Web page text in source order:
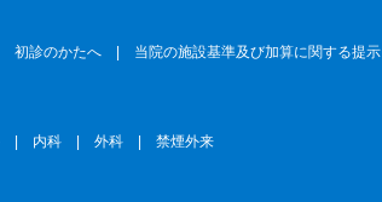
初診のかたへ | 当院の施設基準及び加算に関する提示
| 内科 |外科 |禁煙外来